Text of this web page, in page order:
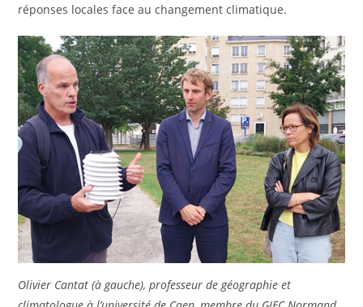
réponses locales face au changement climatique.
Olivier Cantat (à gauche), professeur de géographie et